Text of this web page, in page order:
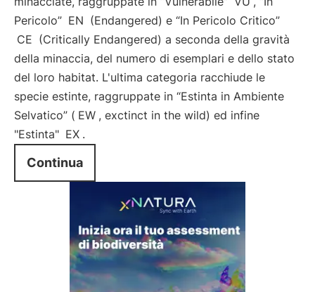
Pericolo” EN (Endangered) e “In Pericolo Critico”
CE (Critically Endangered) a seconda della gravità
della minaccia, del numero di esemplari e dello stato
del loro habitat. L'ultima categoria racchiude le
specie estinte, raggruppate in “Estinta in Ambiente
Selvatico” ( EW , exctinct in the wild) ed infine
"Estinta" EX .
Continua